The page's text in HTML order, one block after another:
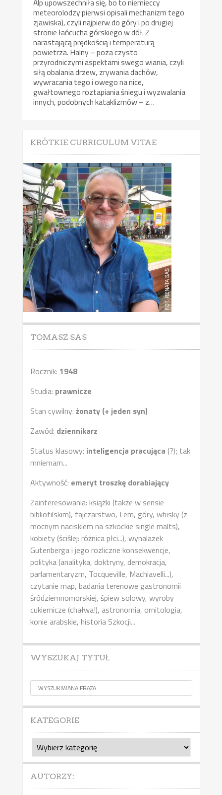
Alp upowszechniła się, bo to niemieccy
meteorolodzy pierwsi opisali mechanizm tego
zjawiska), czyli najpierw do góry i po drugiej
stronie łańcucha górskiego w dół. Z
narastającą prędkością i temperaturą
powietrza. Halny – poza czysto
przyrodniczymi aspektami swego wiania, czyli
siłą obalania drzew, zrywania dachów,
wywracania tego i owego na nice,
gwałtownego roztapiania śniegu i wyzwalania
innych, podobnych kataklizmów – z…
KRÓTKIE CURRICULUM VITAE
TOMASZ SAS
Rocznik: 1948
Studia: prawnicze
Stan cywilny: żonaty (+ jeden syn)
Zawód: dziennikarz
Status klasowy: inteligencja pracująca (?); tak
mniemam...
Aktywność: emeryt troszkę dorabiający
Zainteresowania: książki (także w sensie
bibliofilskim), fajczarstwo, Lem, góry, whisky (z
mocnym naciskiem na szkockie single malts),
kobiety (ściślej: różnica płci...), wynalazek
Gutenberga i jego rozliczne konsekwencje,
polityka (analityka, doktryny, demokracja,
parlamentaryzm, Tocqueville, Machiavelli...),
czytanie map, badania terenowe gastronomii
śródziemnomorskiej, śpiew solowy, wyroby
cukiernicze (chałwa!), astronomia, ornitologia,
konie arabskie, historia Szkocji...
WYSZUKAJ TYTUŁ
KATEGORIE
Kategorie
AUTORZY: